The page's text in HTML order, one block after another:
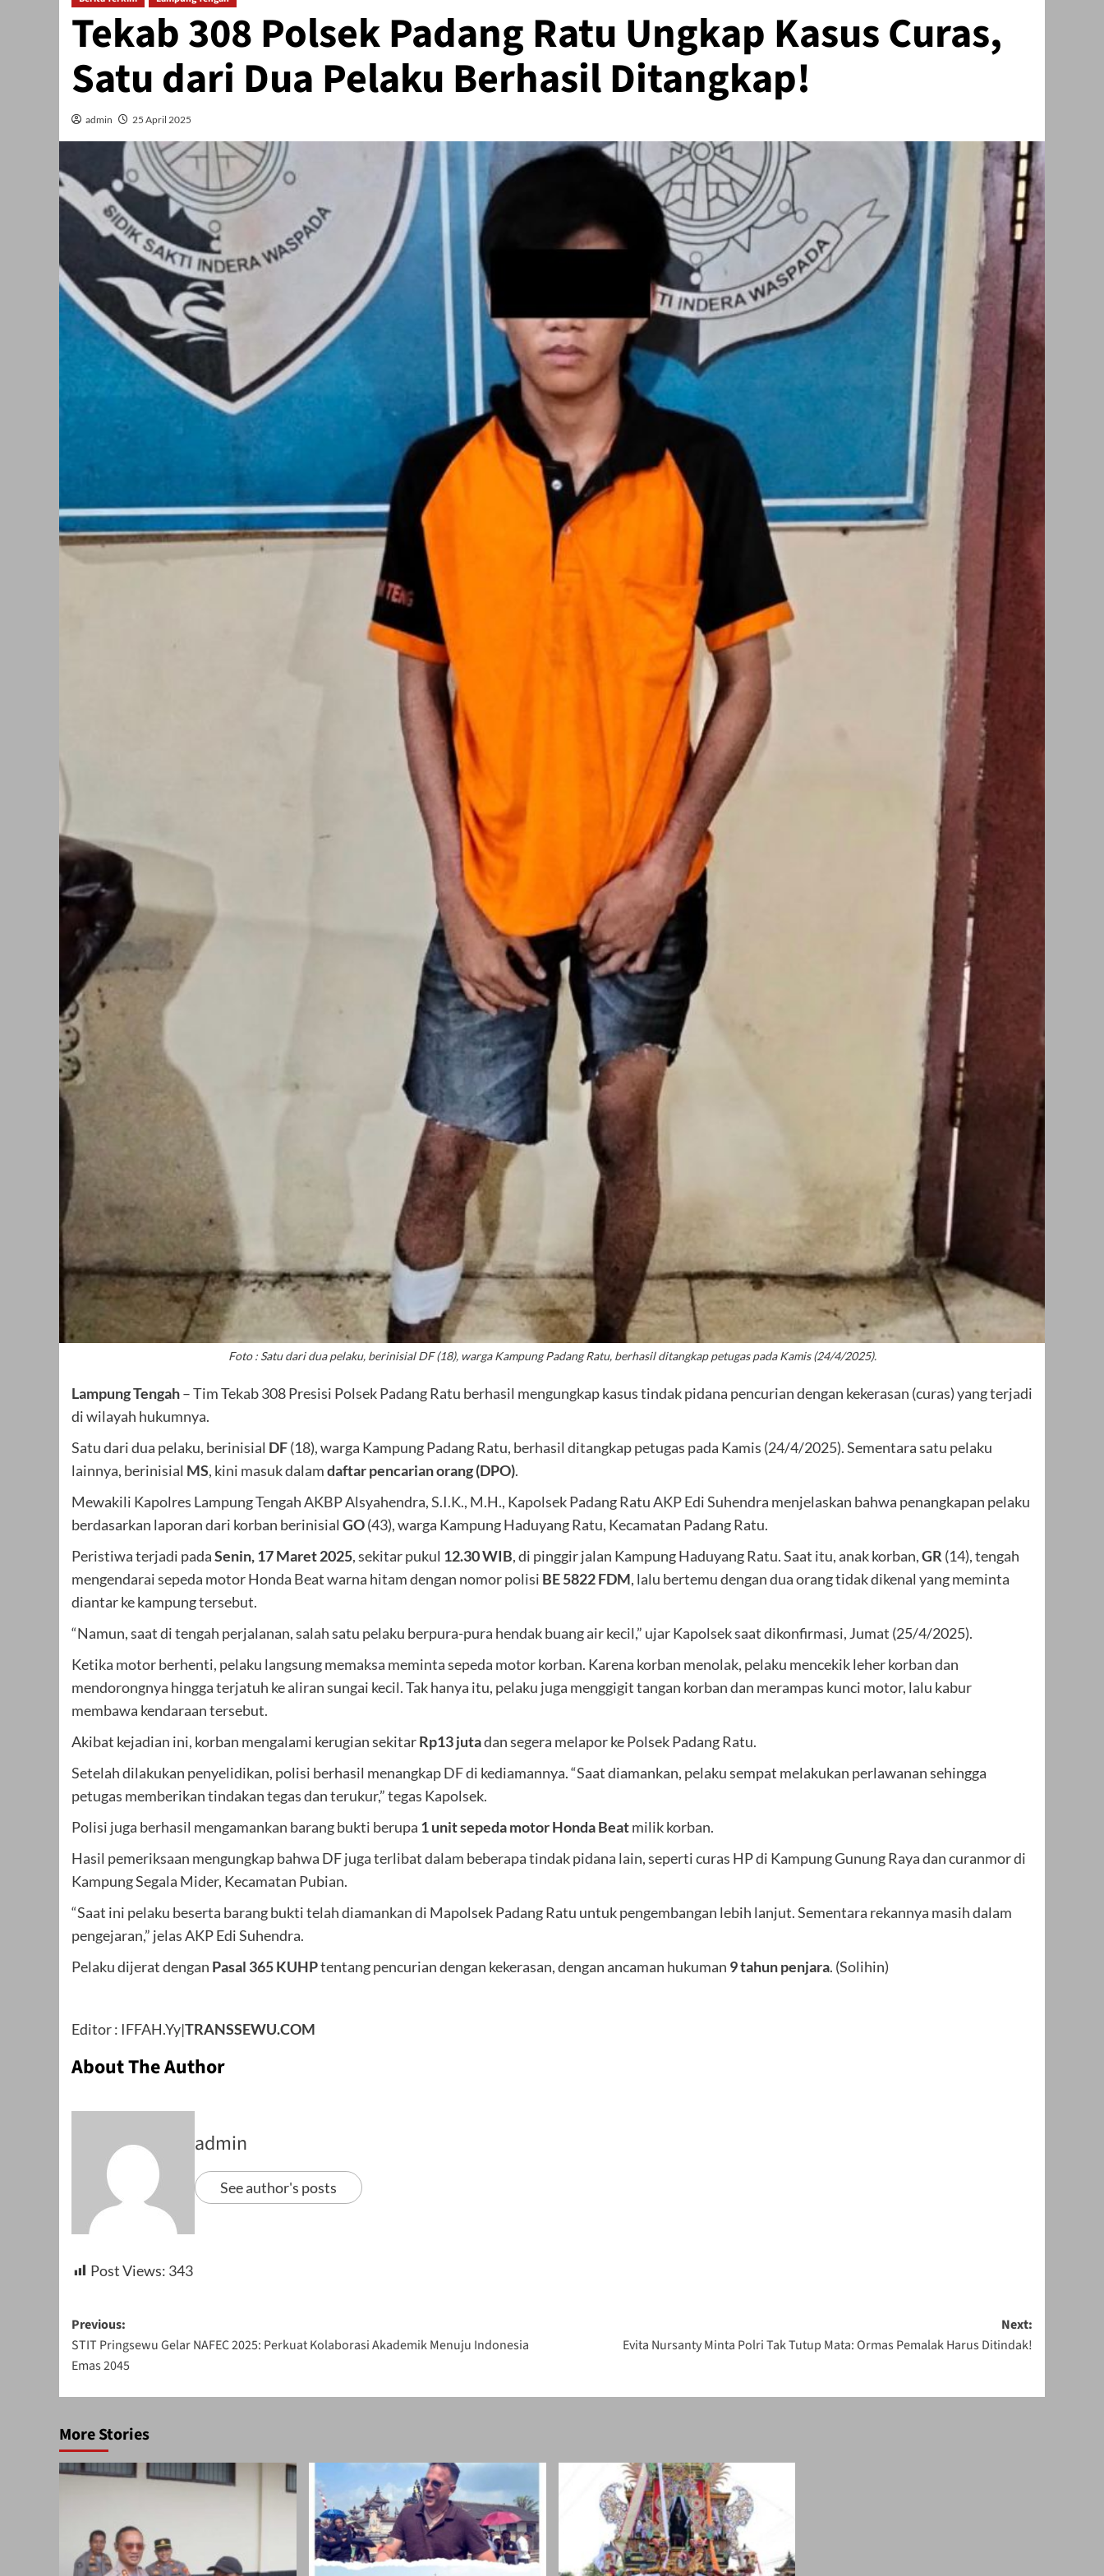
Tekab 308 Polsek Padang Ratu Ungkap Kasus Curas,
Satu dari Dua Pelaku Berhasil Ditangkap!
admin 25 April 2025
Foto : Satu dari dua pelaku, berinisial DF (18), warga Kampung Padang Ratu, berhasil ditangkap petugas pada Kamis (24/4/2025).
Lampung Tengah– Tim Tekab 308 Presisi Polsek Padang Ratu berhasil mengungkap kasus tindak pidana pencurian dengan kekerasan (curas) yang terjadi
di wilayah hukumnya.
Satu dari dua pelaku, berinisial DF(18), warga Kampung Padang Ratu, berhasil ditangkap petugas pada Kamis (24/4/2025). Sementara satu pelaku
lainnya, berinisial MS, kini masuk dalamdaftar pencarian orang (DPO).
Mewakili Kapolres Lampung Tengah AKBP Alsyahendra, S.I.K., M.H., Kapolsek Padang Ratu AKP Edi Suhendra menjelaskan bahwa penangkapan pelaku
berdasarkan laporan dari korban berinisial GO(43), warga Kampung Haduyang Ratu, Kecamatan Padang Ratu.
Peristiwa terjadi padaSenin, 17 Maret 2025, sekitar pukul 12.30 WIB, di pinggir jalan Kampung Haduyang Ratu. Saat itu, anak korban,GR (14), tengah
mengendarai sepeda motor Honda Beat warna hitam dengan nomor polisi BE 5822 FDM, lalu bertemu dengan dua orang tidak dikenal yang meminta
diantar ke kampung tersebut.
“Namun, saat di tengah perjalanan, salah satu pelaku berpura-pura hendak buang air kecil,” ujar Kapolsek saat dikonfirmasi, Jumat (25/4/2025).
Ketika motor berhenti, pelaku langsung memaksa meminta sepeda motor korban. Karena korban menolak, pelaku mencekik leher korban dan
mendorongnya hingga terjatuh ke aliran sungai kecil. Tak hanya itu, pelaku juga menggigit tangan korban dan merampas kunci motor, lalu kabur
membawa kendaraan tersebut.
Akibat kejadian ini, korban mengalami kerugian sekitarRp13 jutadan segera melapor ke Polsek Padang Ratu.
Setelah dilakukan penyelidikan, polisi berhasil menangkap DF di kediamannya. “Saat diamankan, pelaku sempat melakukan perlawanan sehingga
petugas memberikan tindakan tegas dan terukur,” tegas Kapolsek.
Polisi juga berhasil mengamankan barang bukti berupa 1 unit sepeda motor Honda Beatmilik korban.
Hasil pemeriksaan mengungkap bahwa DF juga terlibat dalam beberapa tindak pidana lain, seperti curas HP di Kampung Gunung Raya dan curanmor di
Kampung Segala Mider, Kecamatan Pubian.
“Saat ini pelaku beserta barang bukti telah diamankan di Mapolsek Padang Ratu untuk pengembangan lebih lanjut. Sementara rekannya masih dalam
pengejaran,” jelas AKP Edi Suhendra.
Pelaku dijerat dengan Pasal 365 KUHPtentang pencurian dengan kekerasan, dengan ancaman hukuman 9 tahun penjara. (Solihin)
Editor : IFFAH.Yy|TRANSSEWU.COM
About The Author
admin
See author's posts
Post Views: 343
Post
navigation
Previous:
STIT Pringsewu Gelar NAFEC 2025: Perkuat Kolaborasi Akademik Menuju Indonesia
Emas 2045
Next:
Evita Nursanty Minta Polri Tak Tutup Mata: Ormas Pemalak Harus Ditindak!
More Stories